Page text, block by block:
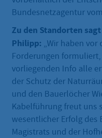
Bundesnetzagentur
Zu den Standorten
Philipp: „Wir haben
Forderungen
vorliegenden Info alle
der Schutz der
und den Bauerlöcher
Kabelführung freut uns
wesentlicher Erfolg des
Magistrats und der